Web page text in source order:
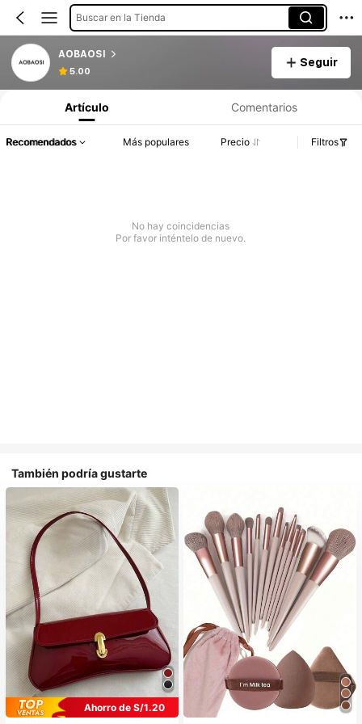
Buscar en la Tienda
AOBAOSI
5.00
Seguir
Artículo Comentarios
Recomendados Más populares Precio Filtros
No hay coincidencias
Por favor inténtelo de nuevo.
También podría gustarte
Ahorro de S/1.20